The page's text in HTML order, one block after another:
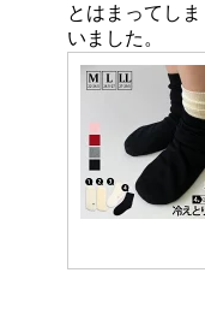
とはまってしま
いました。